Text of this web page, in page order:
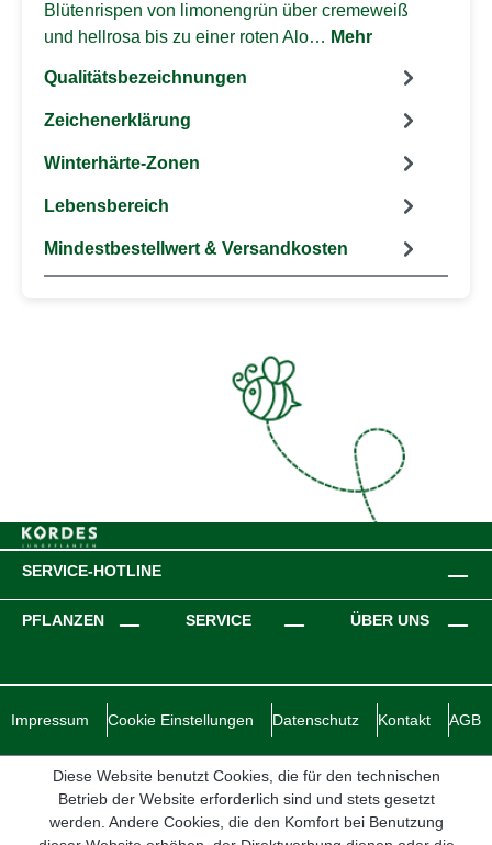
Blütenrispen von limonengrün über cremeweiß
und hellrosa bis zu einer roten Alo… Mehr
Qualitätsbezeichnungen
Zeichenerklärung
Winterhärte-Zonen
Lebensbereich
Mindestbestellwert & Versandkosten
SERVICE-HOTLINE
PFLANZEN SERVICE ÜBER UNS
Impressum Cookie Einstellungen Datenschutz Kontakt AGB
Diese Website benutzt Cookies, die für den technischen
Betrieb der Website erforderlich sind und stets gesetzt
werden. Andere Cookies, die den Komfort bei Benutzung